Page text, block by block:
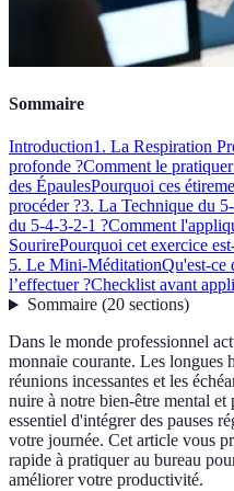
Sommaire
Introduction1. La Respiration
profonde ?Comment le
des ÉpaulesPourquoi ces
procéder ?3. La Technique du
du 5-4-3-2-1 ?Comment
SourirePourquoi cet exercice
5. Le Mini-MéditationQu'est-ce
l’effectuer ?Checklist avant
Sommaire(20 sections)
Dans le monde professionnel
monnaie courante. Les longues
réunions incessantes et les
nuire à notre bien-être mental
essentiel d'intégrer des pauses
votre journée. Cet article vous
rapide à pratiquer au bureau
améliorer votre productivité.